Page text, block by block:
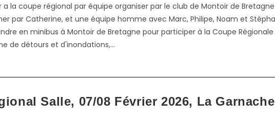
la coupe régional par équipe organiser par le club de Montoir de
par Catherine, et une équipe homme avec Marc, Philipe, Noam et
en minibus à Montoir de Bretagne pour participer à la Coupe
de détours et d'inondations,…
Salle, 07/08 Février 2026, La Garnache